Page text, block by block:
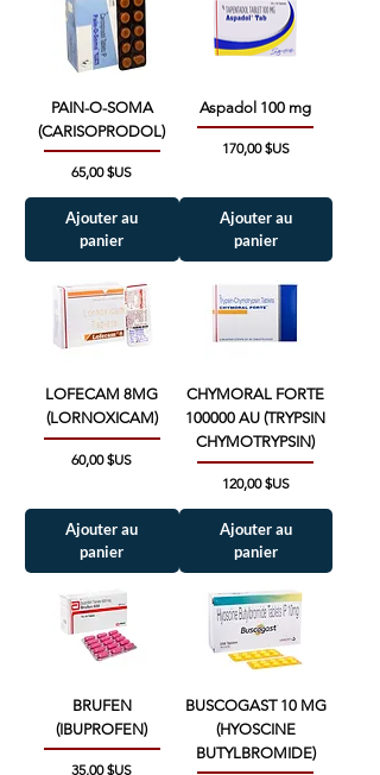
PAIN-O-SOMA
(CARISOPRODOL)
Prix
65,00 $US
Ajouter au
panier
Aspadol 100 mg
Prix
170,00 $US
Ajouter au
panier
LOFECAM 8MG
(LORNOXICAM)
Prix
60,00 $US
Ajouter au
panier
CHYMORAL FORTE
100000 AU (TRYPSIN
CHYMOTRYPSIN)
Prix
120,00 $US
Ajouter au
panier
BRUFEN
(IBUPROFEN)
Prix
35,00 $US
BUSCOGAST 10 MG
(HYOSCINE
BUTYLBROMIDE)